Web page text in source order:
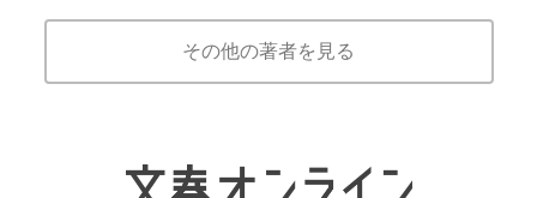
その他の著者を見る